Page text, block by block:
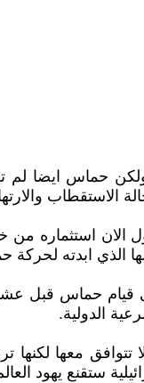
حماس ايضا لم
الاستقطاب
استثماره من
ابدته لحركة
حماس قبل عشرين
الدولية.
معها لكنها
ستقنع يهود